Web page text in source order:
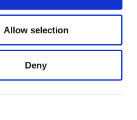
Allow selection
Deny